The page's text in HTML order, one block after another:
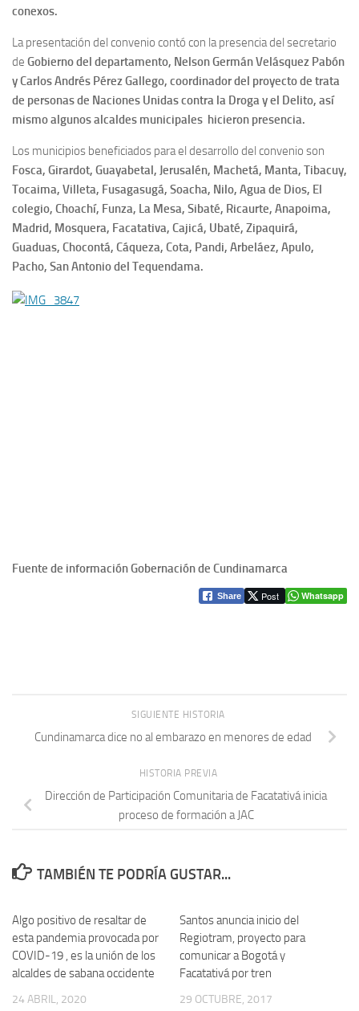
conexos.
La presentación del convenio contó con la presencia del secretario
de Gobierno del departamento, Nelson Germán Velásquez Pabón
y Carlos Andrés Pérez Gallego, coordinador del proyecto de trata
de personas de Naciones Unidas contra la Droga y el Delito, así
mismo algunos alcaldes municipales hicieron presencia.
Los municipios beneficiados para el desarrollo del convenio son
Fosca, Girardot, Guayabetal, Jerusalén, Machetá, Manta, Tibacuy,
Tocaima, Villeta, Fusagasugá, Soacha, Nilo, Agua de Dios, El
colegio, Choachí, Funza, La Mesa, Sibaté, Ricaurte, Anapoima,
Madrid, Mosquera, Facatativa, Cajicá, Ubaté, Zipaquirá,
Guaduas, Chocontá, Cáqueza, Cota, Pandi, Arbeláez, Apulo,
Pacho, San Antonio del Tequendama.
Fuente de información Gobernación de Cundinamarca
Share Post Whatsapp
SIGUIENTE HISTORIA
Cundinamarca dice no al embarazo en menores de edad
HISTORIA PREVIA
Dirección de Participación Comunitaria de Facatativá inicia
proceso de formación a JAC
TAMBIÉN TE PODRÍA GUSTAR...
Algo positivo de resaltar de
esta pandemia provocada por
COVID-19 , es la unión de los
alcaldes de sabana occidente
24 ABRIL, 2020
Santos anuncia inicio del
Regiotram, proyecto para
comunicar a Bogotá y
Facatativá por tren
29 OCTUBRE, 2017